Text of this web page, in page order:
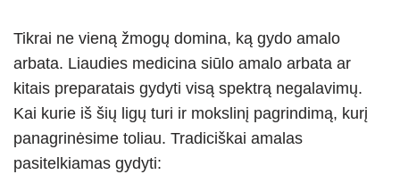
Tikrai ne vieną žmogų domina, ką gydo amalo
arbata. Liaudies medicina siūlo amalo arbata ar
kitais preparatais gydyti visą spektrą negalavimų.
Kai kurie iš šių ligų turi ir mokslinį pagrindimą, kurį
panagrinėsime toliau. Tradiciškai amalas
pasitelkiamas gydyti: